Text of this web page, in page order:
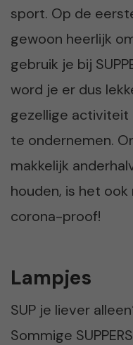
sport. Op de
gewoon heerlijk
gebruik je bij
word je er dus
gezellige activiteit
te ondernemen.
makkelijk
houden, is het
corona-proof!
Lampjes
SUP je liever
Sommige